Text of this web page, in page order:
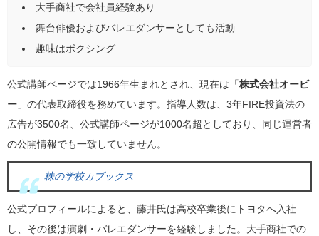
大手商社で会社員経験あり
舞台俳優およびバレエダンサーとしても活動
趣味はボクシング
公式講師ページでは1966年生まれとされ、現在は「株式会社オービ
ー 」の代表取締役を務めています。指導人数は、3年FIRE投資法の
広告が3500名、公式講師ページが1000名超としており、同じ運営者
の公開情報でも一致していません。
株の学校カブックス
公式プロフィールによると、藤井氏は高校卒業後にトヨタへ入社
し、その後は演劇・バレエダンサーを経験しました。大手商社での